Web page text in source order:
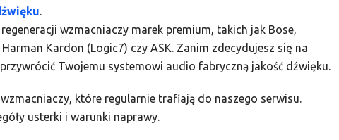
.
wzmacniaczy marek premium, takich jak Bose,
Kardon (Logic7) czy ASK. Zanim zdecydujesz się na
Twojemu systemowi audio fabryczną jakość dźwięku.
które regularnie trafiają do naszego serwisu.
usterki i warunki naprawy.